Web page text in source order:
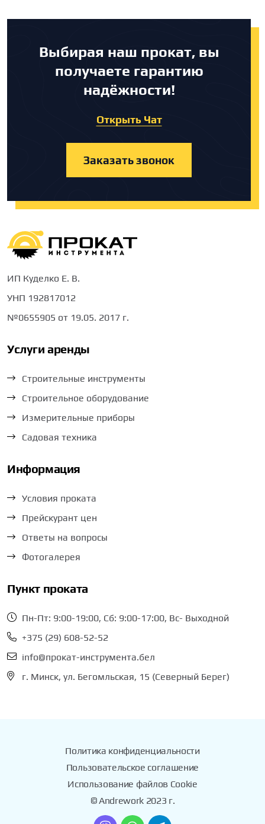
Выбирая наш прокат, вы
получаете гарантию
надёжности!
Открыть Чат
Заказать звонок
ИП Куделко Е. В.
УНП 192817012
№0655905 от 19.05. 2017 г.
Услуги аренды
Строительные инструменты
Строительное оборудование
Измерительные приборы
Садовая техника
Информация
Условия проката
Прейскурант цен
Ответы на вопросы
Фотогалерея
Пункт проката
Пн-Пт: 9:00-19:00, Сб: 9:00-17:00, Вс- Выходной
+375 (29) 608-52-52
info@прокат-инструмента.бел
г. Минск, ул. Бегомльская, 15 (Северный Берег)
Политика конфиденциальности
Пользовательское соглашение
Использование файлов Cookie
© Andrework 2023 г.